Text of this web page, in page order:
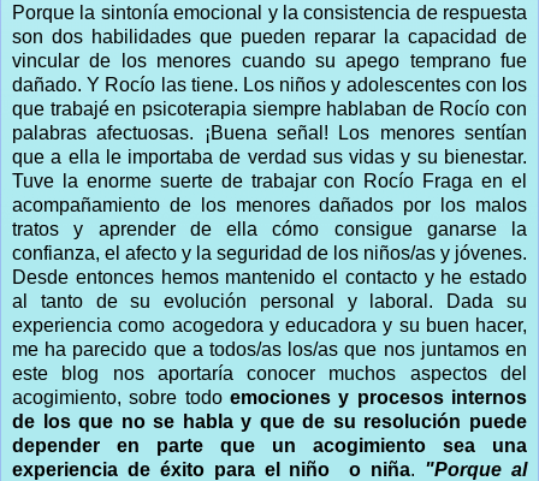
Porque la sintonía emocional y la consistencia de respuesta
son dos habilidades que pueden reparar la capacidad de
vincular de los menores cuando su apego temprano fue
dañado. Y Rocío las tiene. Los niños y adolescentes con los
que trabajé en psicoterapia siempre hablaban de Rocío con
palabras afectuosas. ¡Buena señal! Los menores sentían
que a ella le importaba de verdad sus vidas y su bienestar.
Tuve la enorme suerte de trabajar con Rocío Fraga en el
acompañamiento de los menores dañados por los malos
tratos y aprender de ella cómo consigue ganarse la
confianza, el afecto y la seguridad de los niños/as y jóvenes.
Desde entonces hemos mantenido el contacto y he estado
al tanto de su evolución personal y laboral. Dada su
experiencia como acogedora y educadora y su buen hacer,
me ha parecido que a todos/as los/as que nos juntamos en
este blog nos aportaría conocer muchos aspectos del
acogimiento, sobre todo emociones y procesos internos
de los que no se habla y que de su resolución puede
depender en parte que un acogimiento sea una
experiencia de éxito para el niño o niña. "Porque al